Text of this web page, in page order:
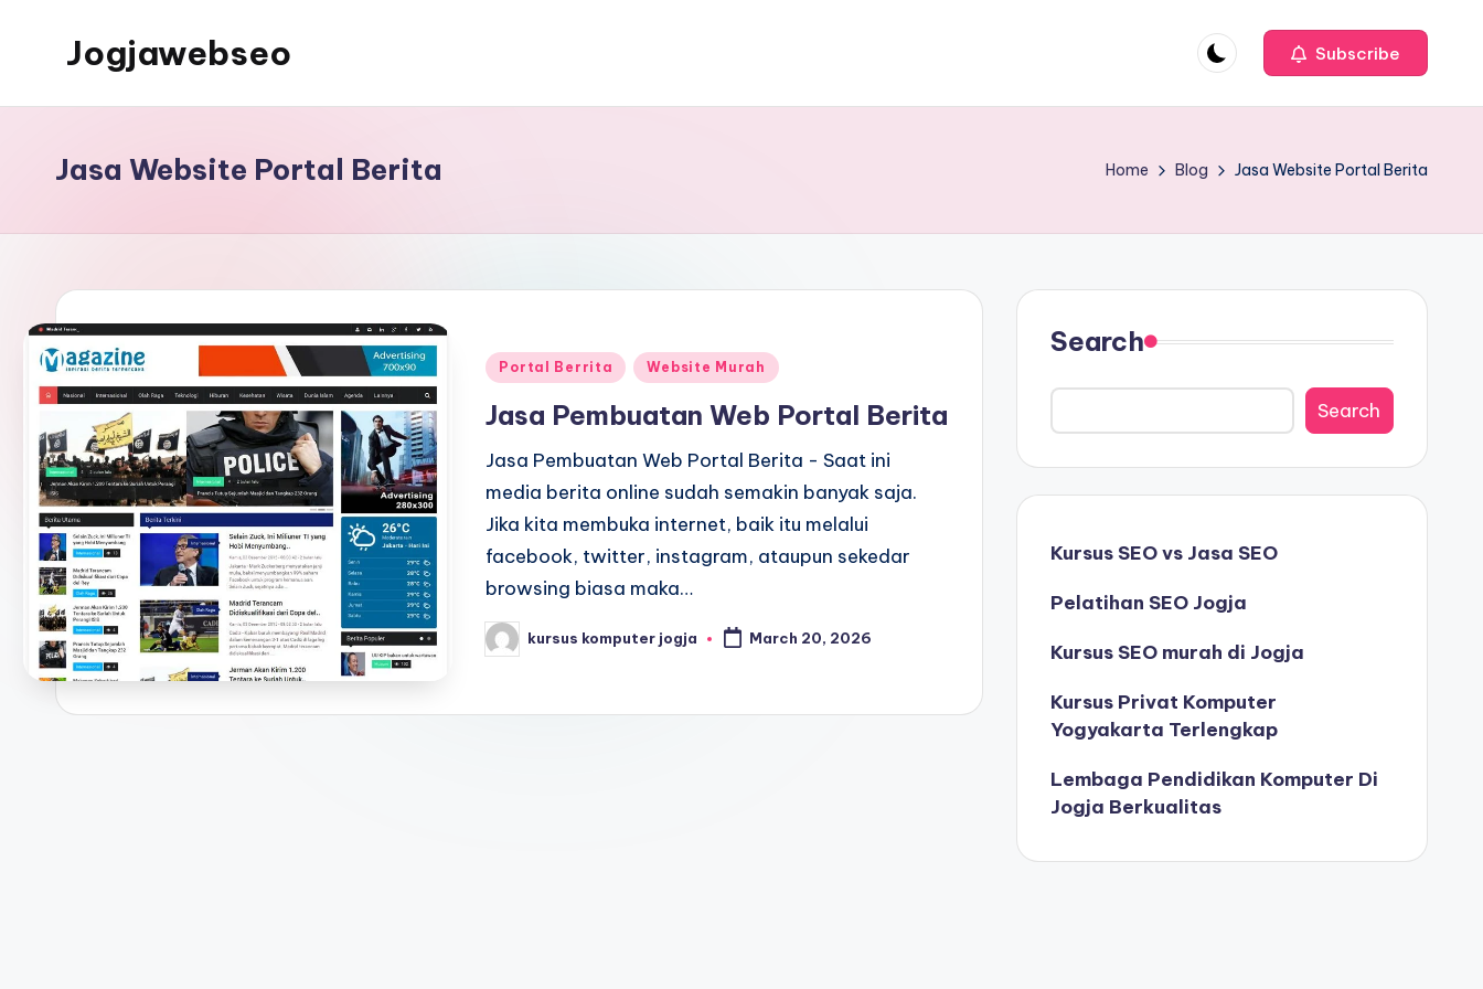
Jogjawebseo Subscribe
Jasa Website Portal Berita Home Blog Jasa Website Portal Berita
Portal Berrita Website Murah
Jasa Pembuatan Web Portal Berita
Jasa Pembuatan Web Portal Berita - Saat ini
media berita online sudah semakin banyak saja.
Jika kita membuka internet, baik itu melalui
facebook, twitter, instagram, ataupun sekedar
browsing biasa maka…
kursus komputer jogja March 20, 2026
Search
Search
Kursus SEO vs Jasa SEO
Pelatihan SEO Jogja
Kursus SEO murah di Jogja
Kursus Privat Komputer
Yogyakarta Terlengkap
Lembaga Pendidikan Komputer Di
Jogja Berkualitas